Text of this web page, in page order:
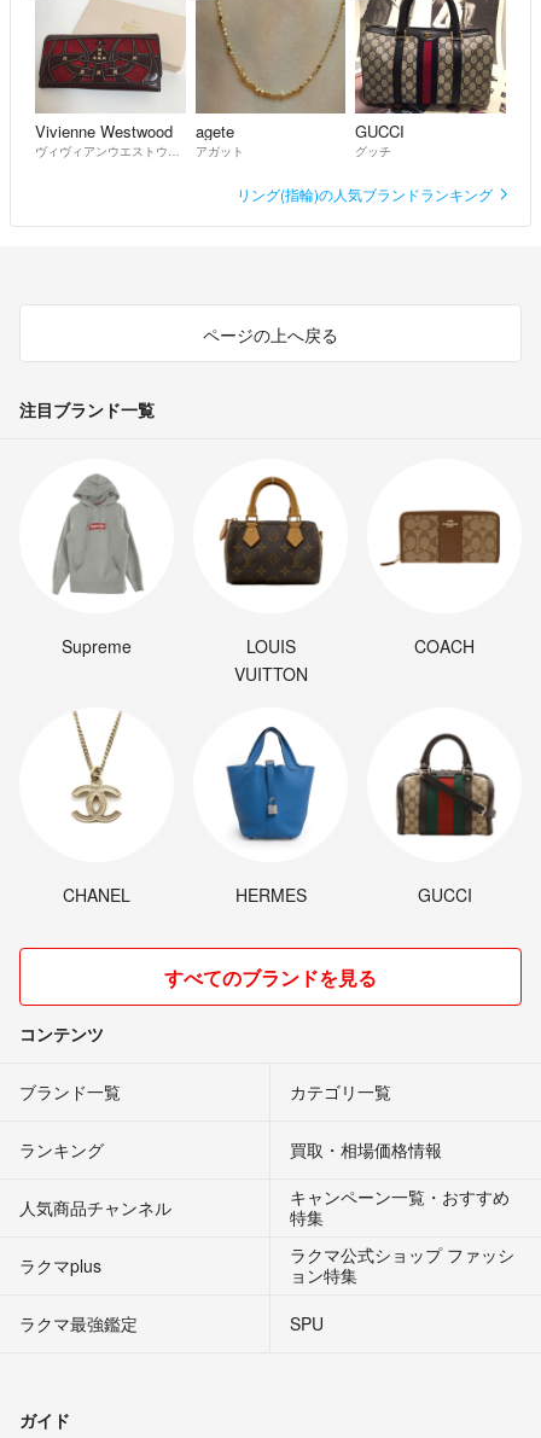
Vivienne Westwood
ヴィヴィアンウエストウッド
agete
アガット
GUCCI
グッチ
リング(指輪)の人気ブランドランキング
ページの上へ戻る
注目ブランド一覧
Supreme
LOUIS
VUITTON
COACH
CHANEL HERMES GUCCI
すべてのブランドを見る
コンテンツ
ブランド一覧 カテゴリ一覧
ランキング 買取・相場価格情報
人気商品チャンネル
キャンペーン一覧・おすすめ
特集
ラクマplus
ラクマ公式ショップ ファッシ
ョン特集
ラクマ最強鑑定
SPU
ガイド